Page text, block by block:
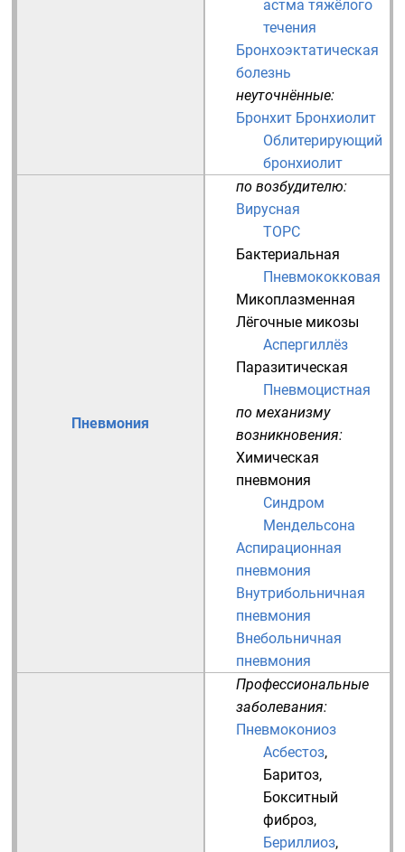
астма тяжёлого
течения
Бронхоэктатическая
болезнь
неуточнённые:
Бронхит Бронхиолит
Облитерирующий
бронхиолит
Пневмония
по возбудителю:
Вирусная
ТОРС
Бактериальная
Пневмококковая
Микоплазменная
Лёгочные микозы
Аспергиллёз
Паразитическая
Пневмоцистная
по механизму
возникновения:
Химическая
пневмония
Синдром
Мендельсона
Аспирационная
пневмония
Внутрибольничная
пневмония
Внебольничная
пневмония
Профессиональные
заболевания:
Пневмокониоз
Асбестоз,
Баритоз,
Бокситный
фиброз,
Бериллиоз,